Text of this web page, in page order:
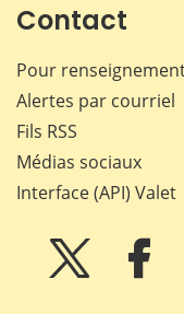
Contact
Pour
Alertes par courriel
Fils RSS
Médias sociaux
Interface (API) Valet